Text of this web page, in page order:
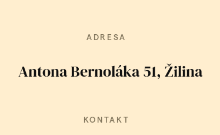
ADRESA
Antona Bernoláka 51, Žilina
KONTAKT